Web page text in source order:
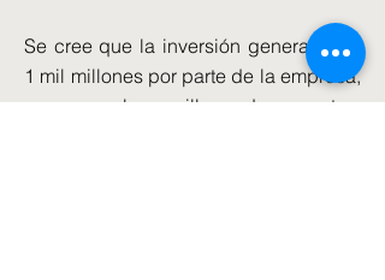
Se cree que la inversión general de £
1 mil millones por parte de la empresa,
que opera los casilleros de paquetes,